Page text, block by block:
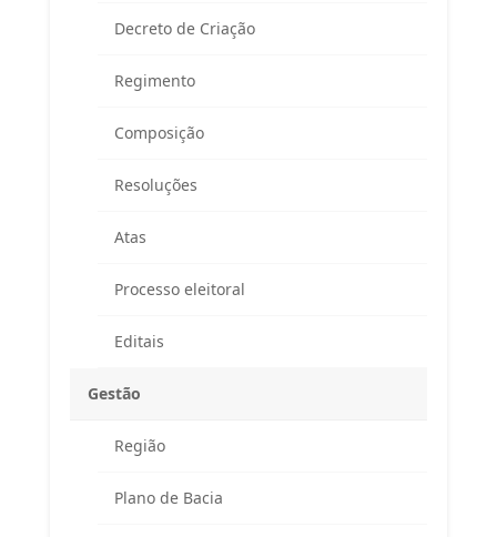
Decreto de Criação
Regimento
Composição
Resoluções
Atas
Processo eleitoral
Editais
Gestão
Região
Plano de Bacia
Atendimento ao Público / Correspondências